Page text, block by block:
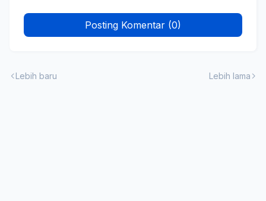
Posting Komentar (0)
Lebih baru Lebih lama